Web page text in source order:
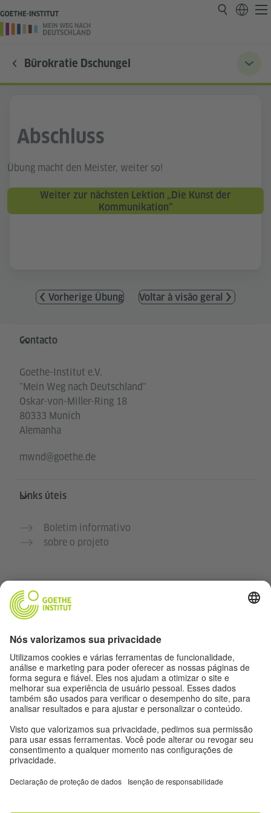
Bürokratie Dschungel
Abschluss
Übung macht den Meister, weiter so!
Weiter zur nächsten Lektion „Die Kunst der
Kommunikation“
Vorherige Übung Voltar à visão geral
Service- und Informationsbereich
Contacto
Goethe-Institut e.V.
"Mein Weg nach Deutschland"
Oskar-von-Miller-Ring 18
80333 Munich
Alemanha
mwnd@goethe.de
Links úteis
Boletim informativo
sobre o projeto
Outros sites
Pratique alemão gratuitamente
Cursos de alemão do Goethe-Institut
Portal para professores “Deutschstunde”
Privacidade e acessibilidade
Configurações de privacidade